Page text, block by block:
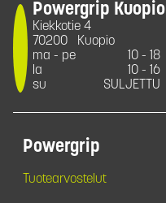
Powergrip Kuopio
Kiekkotie 4
70200
Kuopio
ma - pe
10 - 18
la
10 - 16
su
SULJETTU
Powergrip
Tuotearvostelut